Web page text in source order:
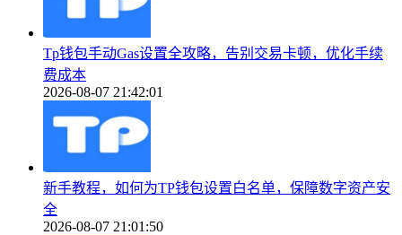
Tp钱包手动Gas设置全攻略，告别交易卡顿，优化手续
费成本
2026-08-07 21:42:01
新手教程，如何为TP钱包设置白名单，保障数字资产安
全
2026-08-07 21:01:50